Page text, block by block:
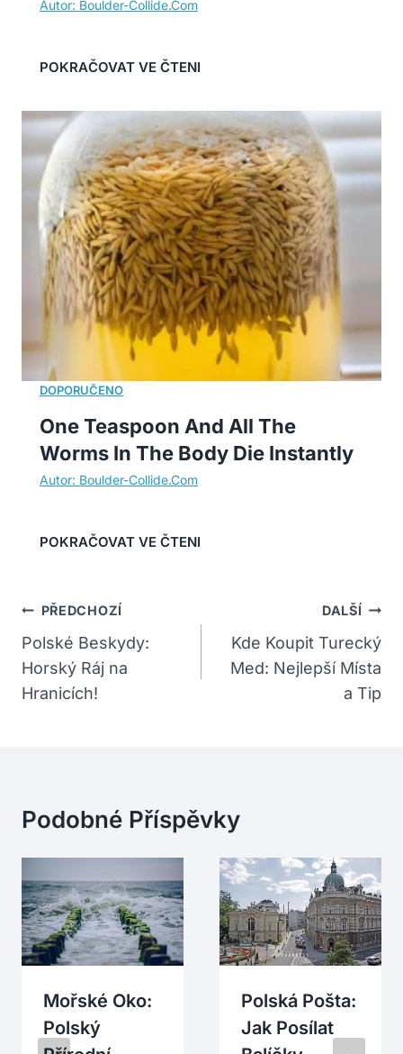
One Teaspoon And All The
Worms In The Body Die Instantly
Navigace
Pro
Příspěvek
PŘEDCHOZÍ
Polské Beskydy:
Horský Ráj na
Hranicích!
DALŠÍ
Kde Koupit Turecký
Med: Nejlepší Místa
a Tip
Podobné Příspěvky
Mořské Oko:
Polský
Polská Pošta:
Jak Posílat